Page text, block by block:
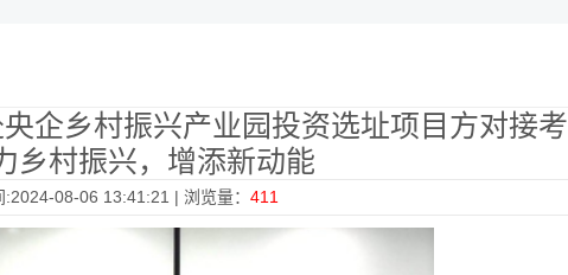
企乡村振兴产业园投资选址项目方对接考
乡村振兴，增添新动能
:2024-08-06 13:41:21 | 浏览量： 411